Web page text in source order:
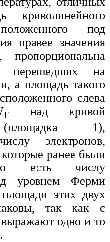
под
правее значения
перешедших на
а площадь такого
слева
Fнад кривой
(площадка 1),
электронов,
ранее были
есть числу
уровнем Ферми
этих двух
так как с
одно и то